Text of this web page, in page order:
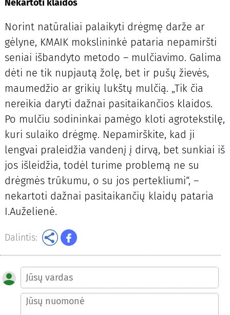
Nekartoti klaidos
Norint natūraliai palaikyti drėgmę darže ar
gėlyne, KMAIK mokslininkė pataria nepamiršti
seniai išbandyto metodo – mulčiavimo. Galima
dėti ne tik nupjautą žolę, bet ir pušų žievės,
maumedžio ar grikių lukštų mulčią. „Tik čia
nereikia daryti dažnai pasitaikančios klaidos.
Po mulčiu sodininkai pamėgo kloti agrotekstilę,
kuri sulaiko drėgmę. Nepamirškite, kad ji
lengvai praleidžia vandenį į dirvą, bet sunkiai iš
jos išleidžia, todėl turime problemą ne su
drėgmės trūkumu, o su jos pertekliumi“, –
nekartoti dažnai pasitaikančių klaidų pataria
I.Auželienė.
Dalintis: